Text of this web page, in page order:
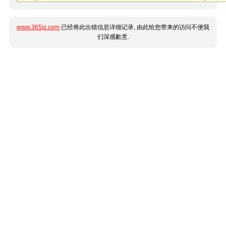
www.365jz.com 已经将此出错信息详细记录, 由此给您带来的访问不便我
们深感歉意.